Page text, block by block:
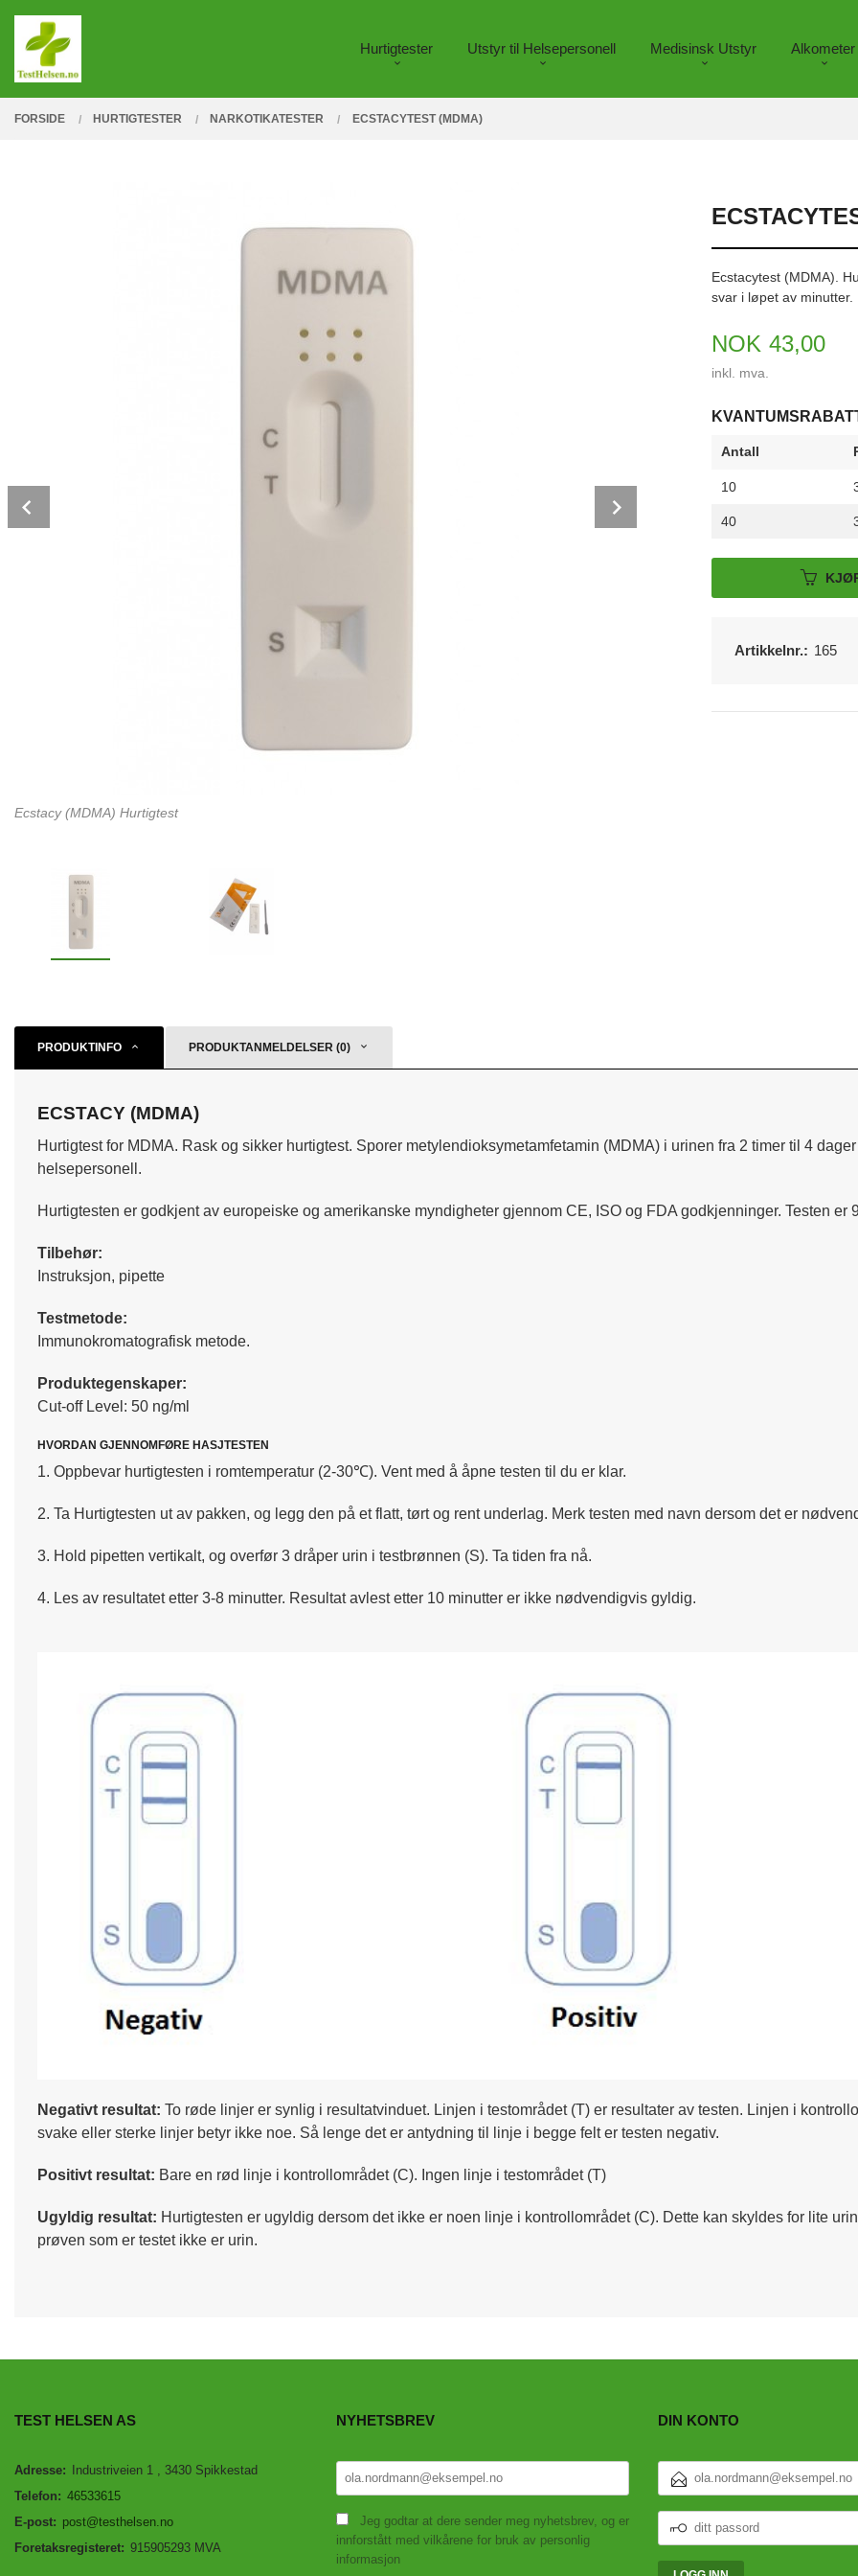
innholdet
PRODUKTER
Hurtigtester Utstyr til Helsepersonell Medisinsk Utstyr Alkometer
FORSIDE HURTIGTESTER NARKOTIKATESTER ECSTACYTEST (MDMA)
Ecstacy (MDMA) Hurtigtest
Ecstacytest (MDMA).
svar i løpet av minutter.
Pris
NOK 43,00
inkl. mva.
Antall
10
40
Artikkelnr.: 165
PRODUKTINFO PRODUKTANMELDELSER (0)
ECSTACY (MDMA)
Hurtigtest for MDMA. Rask og sikker hurtigtest. Sporer metylendioksymetamfetamin (MDMA) i urinen fra 2 timer til 4
helsepersonell.
Hurtigtesten er godkjent av europeiske og amerikanske myndigheter gjennom CE, ISO og FDA godkjenninger. Testen er
Tilbehør:
Instruksjon, pipette
Testmetode:
Immunokromatografisk metode.
Produktegenskaper:
Cut-off Level: 50 ng/ml
HVORDAN GJENNOMFØRE HASJTESTEN
1. Oppbevar hurtigtesten i romtemperatur (2-30℃). Vent med å åpne testen til du er klar.
2. Ta Hurtigtesten ut av pakken, og legg den på et flatt, tørt og rent underlag. Merk testen med navn dersom det er
3. Hold pipetten vertikalt, og overfør 3 dråper urin i testbrønnen (S). Ta tiden fra nå.
4. Les av resultatet etter 3-8 minutter. Resultat avlest etter 10 minutter er ikke nødvendigvis gyldig.
Negativt resultat: To røde linjer er synlig i resultatvinduet. Linjen i testområdet (T) er resultater av testen. Linjen i
svake eller sterke linjer betyr ikke noe. Så lenge det er antydning til linje i begge felt er testen negativ.
Positivt resultat: Bare en rød linje i kontrollområdet (C). Ingen linje i testområdet (T)
Ugyldig resultat: Hurtigtesten er ugyldig dersom det ikke er noen linje i kontrollområdet (C). Dette kan skyldes for lite
prøven som er testet ikke er urin.
TEST HELSEN AS
Adresse:
Industriveien 1 , 3430 Spikkestad
Telefon: 46533615
E-post: post@testhelsen.no
Foretaksregisteret: 915905293 MVA
NYHETSBREV
Jeg godtar at dere sender meg nyhetsbrev, og er
innforstått med vilkårene for bruk av personlig
informasjon
DIN KONTO
POSTADRESSE
PASSORD